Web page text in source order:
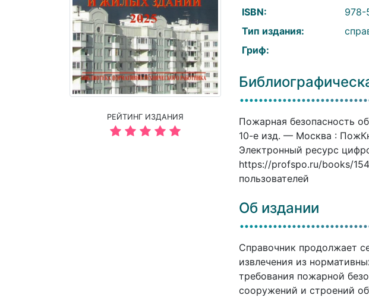
РЕЙТИНГ ИЗДАНИЯ
ISBN:
978-
Тип издания:
Гриф:
Пожарная безопасность
10-е изд. — Москва :
Электронный ресурс
https://profspo.ru/books/
пользователей
Об издании
Справочник продолжает
извлечения из
требования пожарной
сооружений и строений